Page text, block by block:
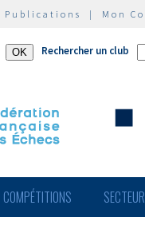
Publications | Mon
Rechercher un club
COMPÉTITIONS